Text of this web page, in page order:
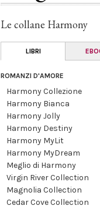
Le collane Harmony
LIBRI
ROMANZI D'AMORE
Harmony Collezione
Harmony Bianca
Harmony Jolly
Harmony Destiny
Harmony MyLit
Harmony MyDream
Meglio di Harmony
Virgin River Collection
Magnolia Collection
Cedar Cove Collection